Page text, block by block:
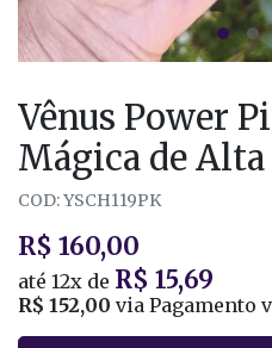
Vênus Power
Mágica de
COD: YSCH119PK
R$ 160,00
até 12x de R$ 15,69
R$ 152,00 via Pagamento